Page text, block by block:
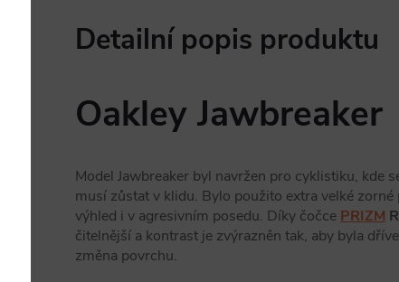
Detailní popis produktu
Oakley Jawbreaker
Model Jawbreaker byl navržen pro cyklistiku, kde
musí zůstat v klidu. Bylo použito extra velké
výhled i v agresivním posedu. Díky čočce PRIZM
čitelnější a kontrast je zvýrazněn tak, aby byla
změna povrchu.